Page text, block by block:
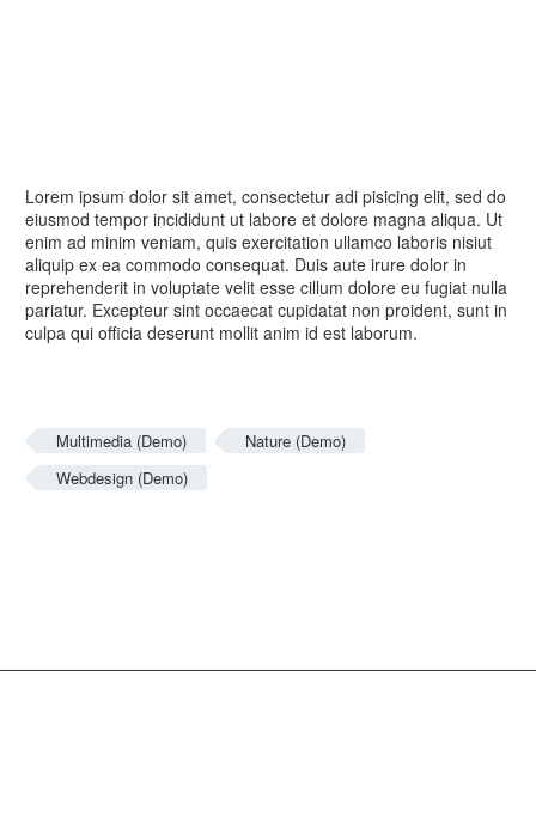
Lorem ipsum dolor sit amet, consectetur adi pisicing elit, sed do
eiusmod tempor incididunt ut labore et dolore magna aliqua. Ut
enim ad minim veniam, quis exercitation ullamco laboris nisiut
aliquip ex ea commodo consequat. Duis aute irure dolor in
reprehenderit in voluptate velit esse cillum dolore eu fugiat nulla
pariatur. Excepteur sint occaecat cupidatat non proident, sunt in
culpa qui officia deserunt mollit anim id est laborum.
Multimedia (Demo)
Nature (Demo)
Webdesign (Demo)